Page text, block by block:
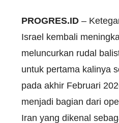
PROGRES.ID –
Israel kembali
meluncurkan rudal
untuk pertama kalinya
pada akhir Februari
menjadi bagian dari
Iran yang dikenal